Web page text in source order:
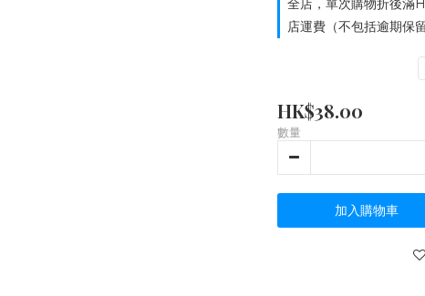
全店，單次購物折後滿
店運費（不包括逾期保
HK$38.00
數量
加入購物車